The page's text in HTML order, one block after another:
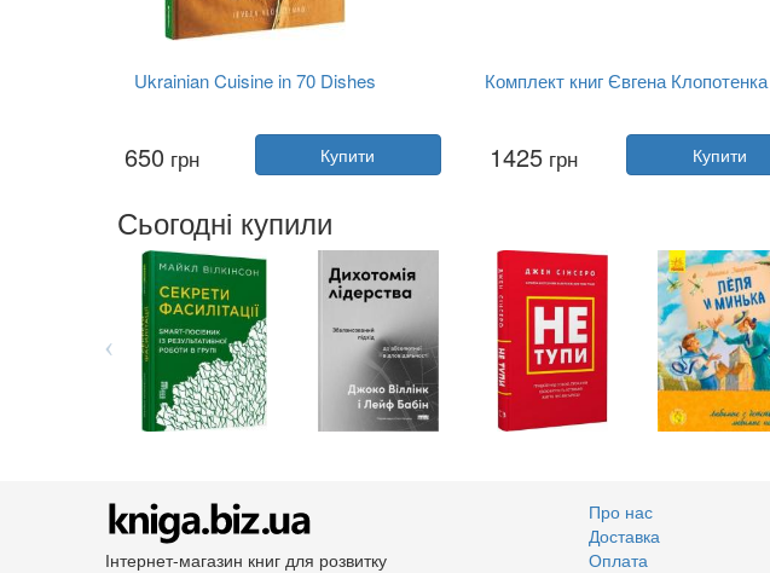
Ukrainian Cuisine in 70 Dishes
Євген Клопотенко
Видавництво:Книголав
Мова: Англійська
650 грн Купити
Комплект книг Євгена Клопотенка
Євген Клопотенко
Видавництво:Книголав
1425грн Купити
Сьогодні купили
Інтернет-магазин книг для розвитку
Про нас
Доставка
Оплата